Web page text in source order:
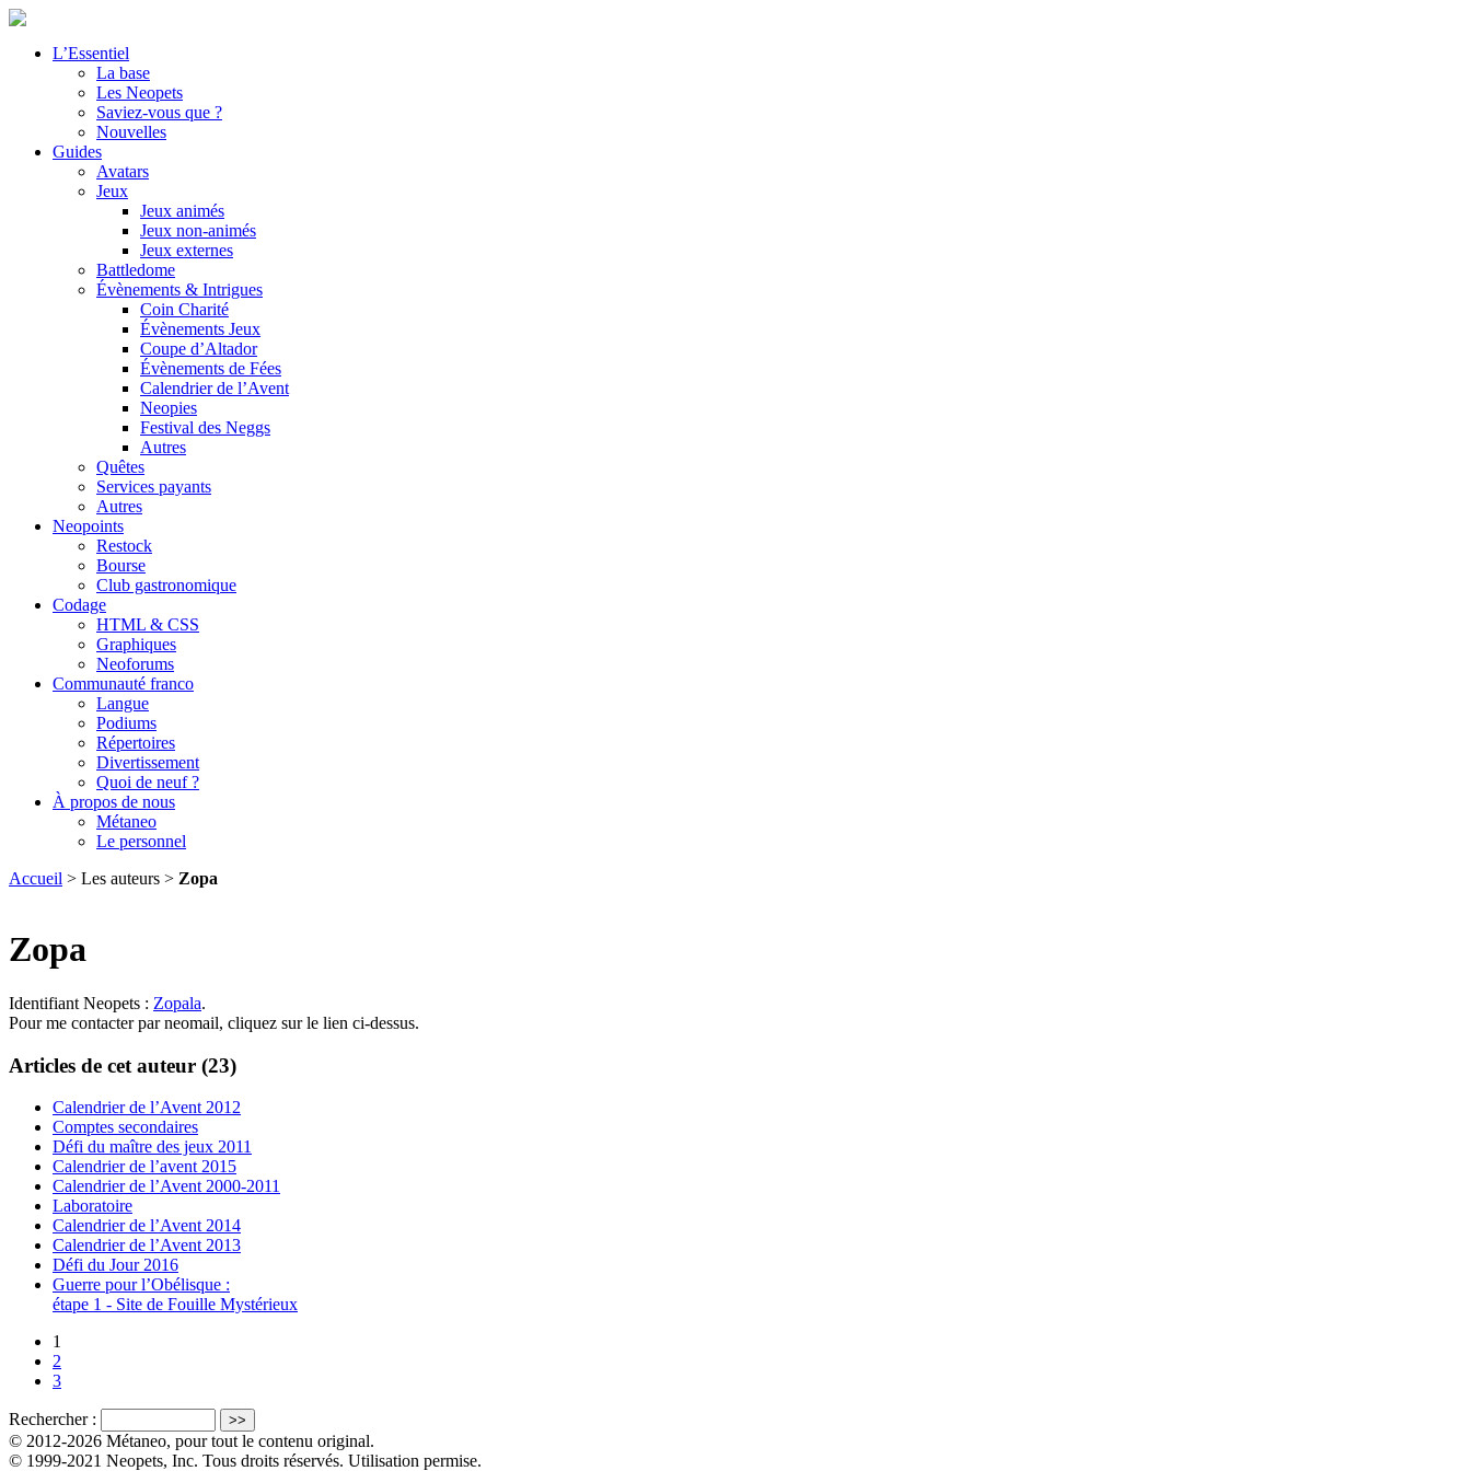
L’Essentiel
La base
Les Neopets
Saviez-vous que ?
Nouvelles
Guides
Avatars
Jeux
Jeux animés
Jeux non-animés
Jeux externes
Battledome
Évènements & Intrigues
Coin Charité
Évènements Jeux
Coupe d’Altador
Évènements de Fées
Calendrier de l’Avent
Neopies
Festival des Neggs
Autres
Quêtes
Services payants
Autres
Neopoints
Restock
Bourse
Club gastronomique
Codage
HTML & CSS
Graphiques
Neoforums
Communauté franco
Langue
Podiums
Répertoires
Divertissement
Quoi de neuf ?
À propos de nous
Métaneo
Le personnel
Accueil > Les auteurs > Zopa
Zopa
Identifiant Neopets : Zopala.
Pour me contacter par neomail, cliquez sur le lien ci-dessus.
Articles de cet auteur (23)
Calendrier de l’Avent 2012
Comptes secondaires
Défi du maître des jeux 2011
Calendrier de l’avent 2015
Calendrier de l’Avent 2000-2011
Laboratoire
Calendrier de l’Avent 2014
Calendrier de l’Avent 2013
Défi du Jour 2016
Guerre pour l’Obélisque :
étape 1 - Site de Fouille Mystérieux
1
2
3
Rechercher :
© 2012-2026 Métaneo, pour tout le contenu original.
© 1999-2021 Neopets, Inc. Tous droits réservés. Utilisation permise.